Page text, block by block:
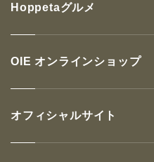
OIE オンラインショップ
オフィシャルサイト
Hoppetaグルメ